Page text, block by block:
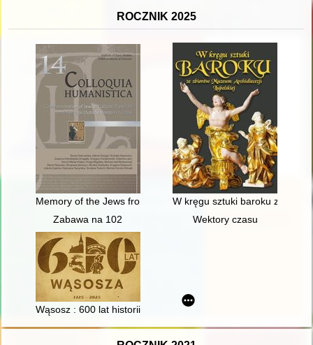
ROCZNIK 2025
Memory of the Jews from PomeraniaW kręgu sztuki baroku ze
Zabawa na 102
Wektory czasu
Wąsosz : 600 lat historii